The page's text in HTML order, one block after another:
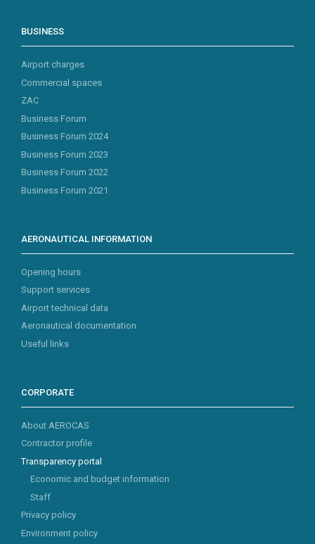
BUSINESS
Airport charges
Commercial spaces
ZAC
Business Forum
Business Forum 2024
Business Forum 2023
Business Forum 2022
Business Forum 2021
AERONAUTICAL INFORMATION
Opening hours
Support services
Airport technical data
Aeronautical documentation
Useful links
CORPORATE
About AEROCAS
Contractor profile
Transparency portal
Economic and budget information
Staff
Privacy policy
Environment policy